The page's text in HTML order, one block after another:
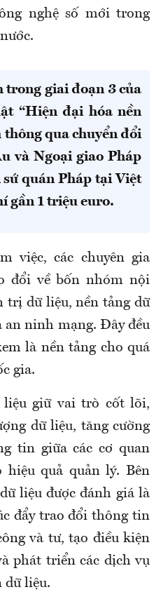
nghệ số mới trong
trong giai đoạn 3 của
“Hiện đại hóa nền
qua chuyển đổi
và Ngoại giao Pháp
quán Pháp tại Việt
gần 1 triệu euro.
việc, các chuyên gia
đổi về bốn nhóm nội
trị dữ liệu, nền tảng dữ
an ninh mạng. Đây đều
là nền tảng cho quá
gia.
giữ vai trò cốt lõi,
dữ liệu, tăng cường
tin giữa các cơ quan
hiệu quả quản lý. Bên
liệu được đánh giá là
đẩy trao đổi thông tin
và tư, tạo điều kiện
phát triển các dịch vụ
dữ liệu.